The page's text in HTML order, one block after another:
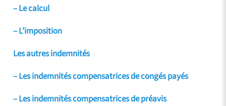
– Le calcul
– L’imposition
Les autres indemnités
– Les indemnités compensatrices de congés payés
– Les indemnités compensatrices de préavis